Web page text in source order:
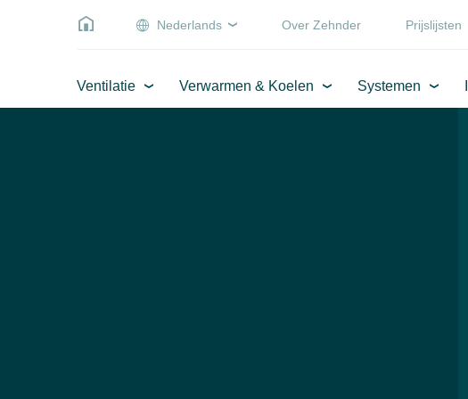
Nederlands Over Zehnder Prijslijsten
Ventilatie Verwarmen & Koelen Systemen